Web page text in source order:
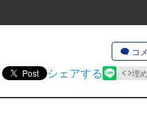
コ
Post シェアする 埋